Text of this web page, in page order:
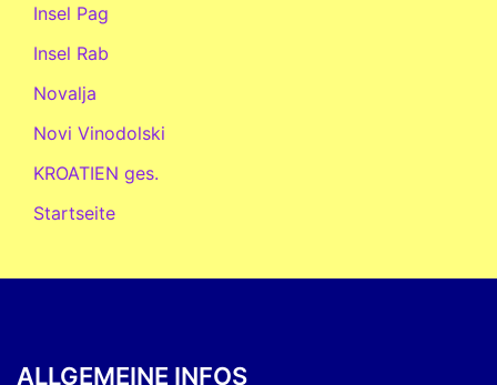
Insel Pag
Insel Rab
Novalja
Novi Vinodolski
KROATIEN ges.
Startseite
ALLGEMEINE INFOS